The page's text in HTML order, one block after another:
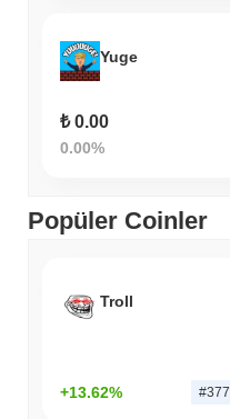
Yuge
₺ 0.00
0.00%
Popüler Coinler
Troll
+13.62% #377